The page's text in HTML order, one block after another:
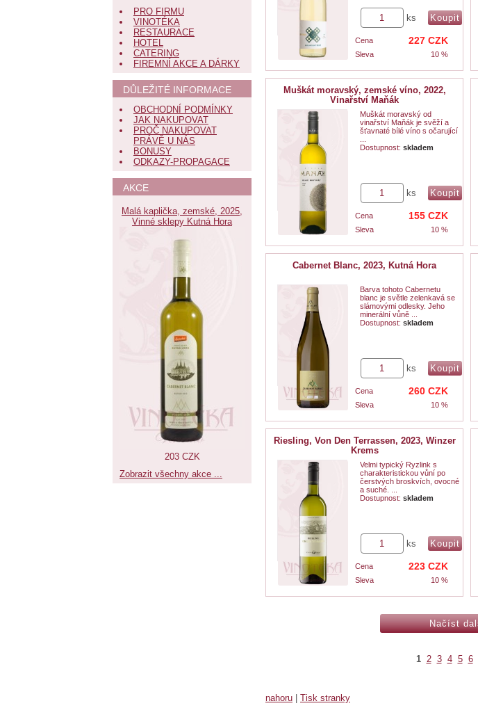
ks
Cena 227 CZK
Sleva 10 %
Muškát moravský, zemské víno, 2022,
Vinařství Maňák
Muškát moravský od
vinařství Maňák je svěží a
šťavnaté bílé víno s očarující
...
Dostupnost: skladem
ks
Cena 155 CZK
Sleva 10 %
Cabernet Blanc, 2023, Kutná Hora
Barva tohoto Cabernetu
blanc je světle zelenkavá se
slámovými odlesky. Jeho
minerální vůně ...
Dostupnost: skladem
ks
Cena 260 CZK
Sleva 10 %
Riesling, Von Den Terrassen, 2023, Winzer
Krems
Velmi typický Ryzlink s
charakteristickou vůní po
čerstvých broskvích, ovocné
a suché. ...
Dostupnost: skladem
ks
Cena 223 CZK
Sleva 10 %
1 2 3 4 5 6
nahoru Tisk stranky
PRO FIRMU
VINOTÉKA
RESTAURACE
HOTEL
CATERING
FIREMNÍ AKCE A DÁRKY
DŮLEŽITÉ INFORMACE
OBCHODNÍ PODMÍNKY
JAK NAKUPOVAT
PROČ NAKUPOVAT
PRÁVĚ U NÁS
BONUSY
ODKAZY-PROPAGACE
AKCE
Malá kaplička, zemské, 2025,
Vinné sklepy Kutná Hora
203 CZK
Zobrazit všechny akce ...